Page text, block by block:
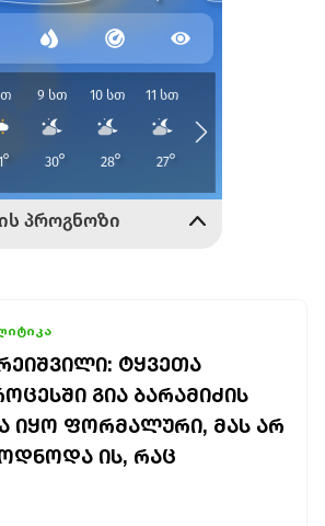
ᲢᲧᲕᲔᲗᲐ
ᲒᲘᲐ ᲑᲐᲠᲐᲛᲘᲫᲘᲡ
ᲘᲧᲝ ᲤᲝᲠᲛᲐᲚᲣᲠᲘ, ᲛᲐᲡ ᲐᲠ
ᲘᲡ, ᲠᲐᲪ